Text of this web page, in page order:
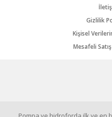
Gizlilik
Kişisel
Mesafeli